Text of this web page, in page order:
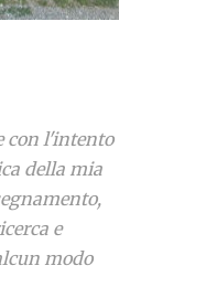
con l'intento
della mia
e
modo